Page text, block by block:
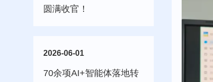
圆满收官！
2026-06-01
70余项AI+智能体落地转